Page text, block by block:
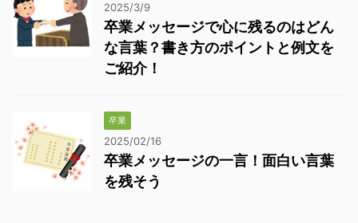
2025/3/9
卒業メッセージで心に残るのはどん
な言葉？書き方のポイントと例文を
ご紹介！
卒業
2025/02/16
卒業メッセージの一言！面白い言葉
を残そう